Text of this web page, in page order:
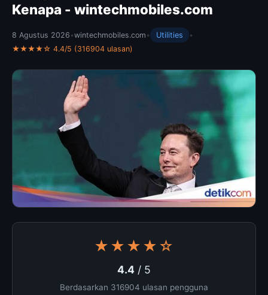
Kenapa - wintechmobiles.com
8 Agustus 2026 •wintechmobiles.com • Utilities
•
★★★★☆ 4.4/5 (316904 ulasan)
★★★★☆
4.4 / 5
Berdasarkan 316904 ulasan pengguna